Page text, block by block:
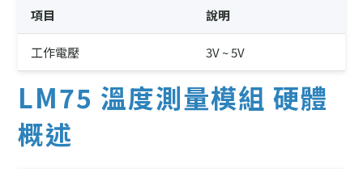
項目 說明
工作電壓 3V ~ 5V
LM75 溫度測量模組 硬體
概述